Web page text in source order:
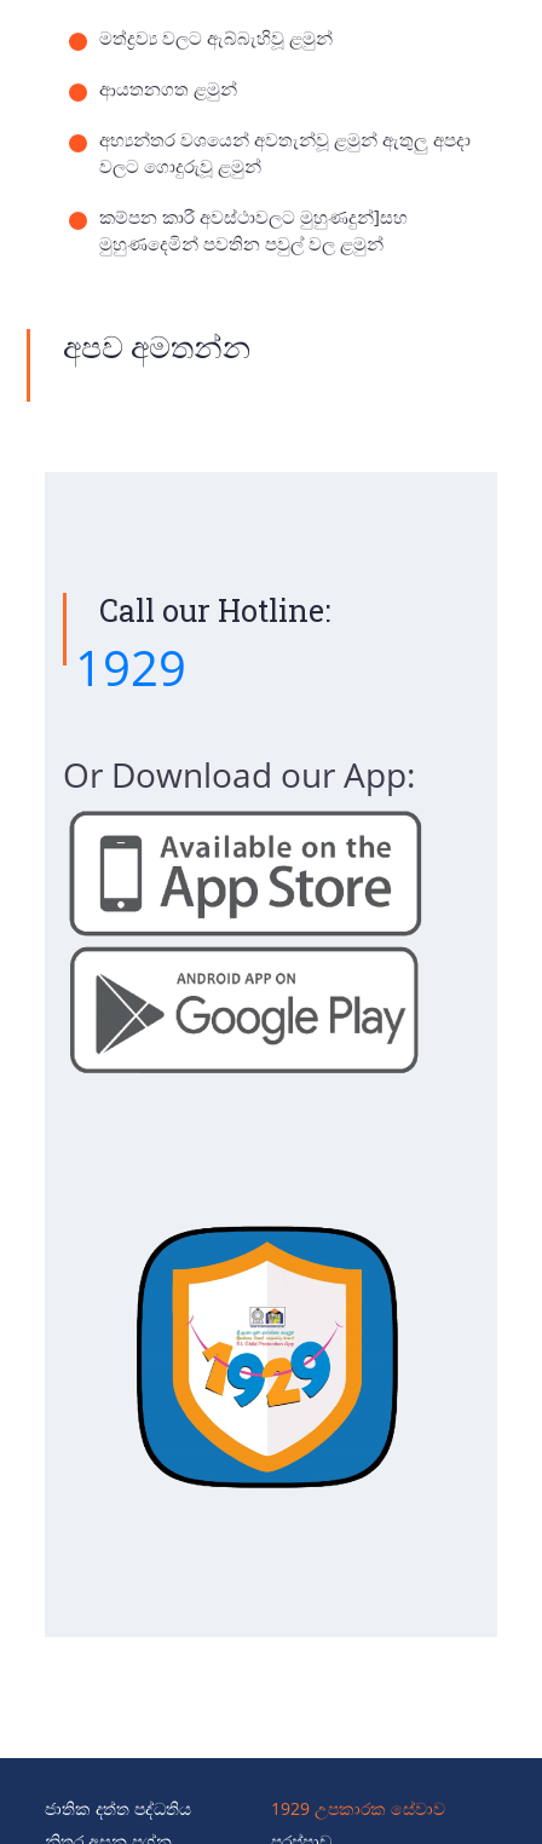
මත්ද්‍රව්‍ය වලට ඇබ්බැහිවූ ළමුන්
ආයතනගත ළමුන්
අභ්‍යන්තර වශයෙන් අවතැන්වූ ළමුන් ඇතුලු අපදා
වලට ගොදුරුවූ ළමුන්
කම්පන කාරී අවස්ථාවලට මුහුණදුන්]සහ
මුහුණදෙමින් පවතින පවුල් වල ළමුන්
අපව අමතන්න
Call our Hotline:
1929
Or Download our App:
ජාතික දත්ත පද්ධතිය
1929 උපකාරක සේවාව